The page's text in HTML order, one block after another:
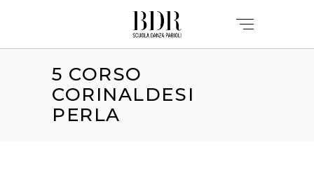
5 CORSO
CORINALDESI
PERLA